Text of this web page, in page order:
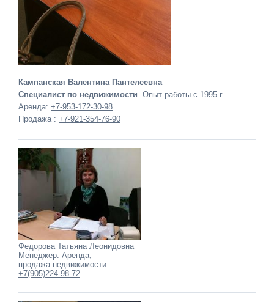
Кампанская Валентина Пантелеевна
Специалист по недвижимости . Опыт работы с 1995 г.
Аренда: +7-953-172-30-98
Продажа : +7-921-354-76-90
Федорова Татьяна Леонидовна
Менеджер. Аренда,
продажа недвижимости.
+7(905)224-98-72